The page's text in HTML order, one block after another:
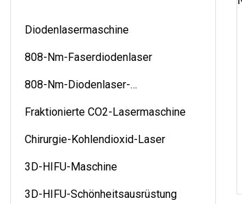
Diodenlasermaschine
808-Nm-Faserdiodenlaser
808-Nm-Diodenlaser-
Fraktionierte CO2-Lasermaschine
Chirurgie-Kohlendioxid-Laser
3D-HIFU-Maschine
3D-HIFU-Schönheitsausrüstung